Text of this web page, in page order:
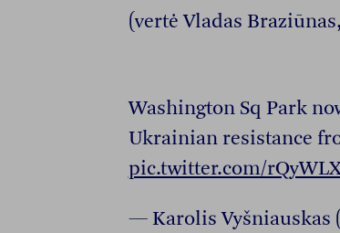
(vertė Vladas Braziūnas,
Washington Sq Park
Ukrainian resistance
pic.twitter.com/
— Karolis Vyšniauskas